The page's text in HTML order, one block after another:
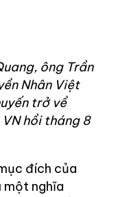
ông Trần
Nhân Việt
trở về
hồi tháng 8
đích của
một nghĩa